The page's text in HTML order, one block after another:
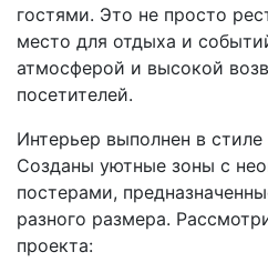
гостями. Это не просто
место для отдыха и
атмосферой и высокой
посетителей.
Интерьер выполнен в
Созданы уютные зоны с
постерами,
разного размера.
проекта: